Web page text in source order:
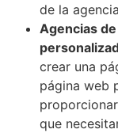
de la
Agencias
crear una
página web
que